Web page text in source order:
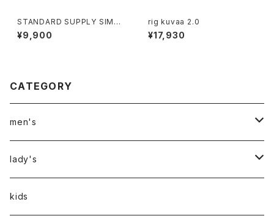
STANDARD SUPPLY SIMPL
ICITY CHALK SHOULDER チ
ョークショルダー
¥9,900
rig kuvaa 2.0
¥17,930
CATEGORY
men's
アウター
トップス
lady's
アウター
kids